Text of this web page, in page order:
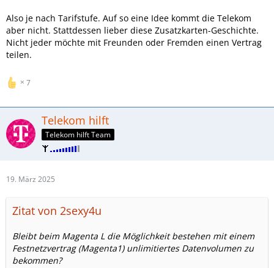
Also je nach Tarifstufe. Auf so eine Idee kommt die Telekom
aber nicht. Stattdessen lieber diese Zusatzkarten-Geschichte.
Nicht jeder möchte mit Freunden oder Fremden einen Vertrag
teilen.
7
Telekom hilft
Telekom hilft Team
19. März 2025
Zitat von 2sexy4u
Bleibt beim Magenta L die Möglichkeit bestehen mit einem
Festnetzvertrag (Magenta1) unlimitiertes Datenvolumen zu
bekommen?